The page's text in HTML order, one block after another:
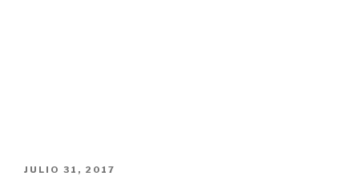
PUBLICADO
JULIO 31, 2017